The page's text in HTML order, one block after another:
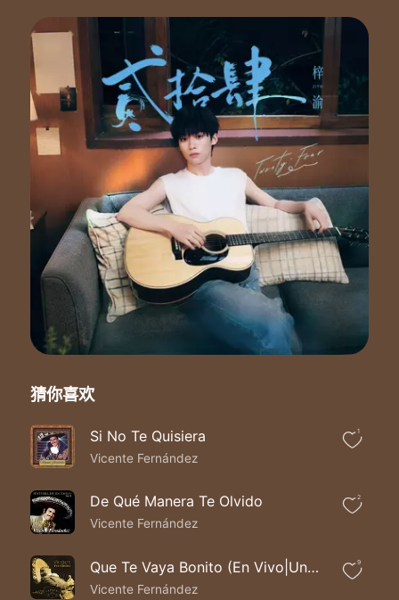
Pues no se compra ni la vida ni el amor
Ni se compra ni se vende
Con unas copas reanime a mi corazón
Y cara a cara yo me enfrento a mi destino
Sin las mentiras de tu mundo de ilusión
Con unas copas sepulte tu amor de cobre
Y ahora sopla todo el viento a mi favor
Y en cada trago yo me alegro de ser pobre
Pues no se compra ni la vida ni el amor
猜你喜欢
Si No Te Quisiera
Vicente Fernández
1
De Qué Manera Te Olvido
Vicente Fernández
2
Que Te Vaya Bonito (En Vivo|Un Azteca en el Azteca)
Vicente Fernández
9